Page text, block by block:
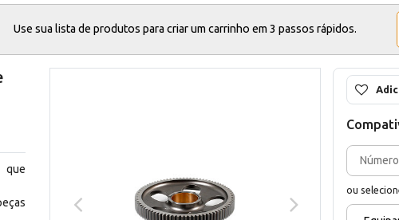
Use sua lista de produtos para criar um carrinho em 3 passos rápidos.
que
ou